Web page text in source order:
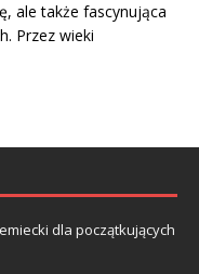
ale także fascynująca
Przez wieki
dla początkujących